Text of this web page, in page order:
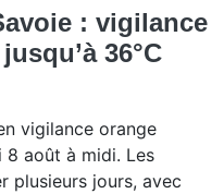
: vigilance
36°C
vigilance orange
août à midi. Les
plusieurs jours, avec